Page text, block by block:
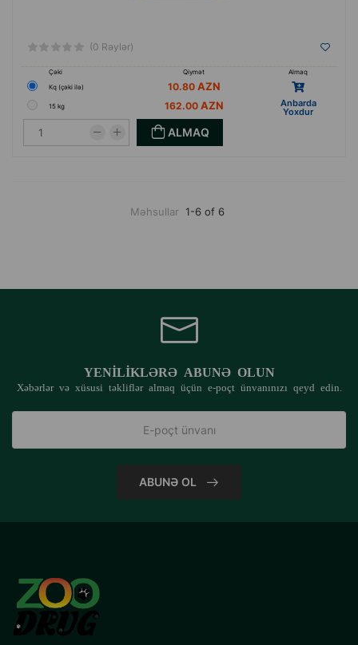
(0 Rəylər)
Çəki Qiymət
Almaq
Кq (çəki ilə)
10.80
15 kg 162.00 Anbarda
Yoxdur
ALMAQ
Məhsullar 1-6 of 6
YENILIKLƏRƏ ABUNƏ OLUN
Xəbərlər və xüsusi təkliflər almaq üçün e-poçt ünvanınızı qeyd edin.
ABUNƏ OL